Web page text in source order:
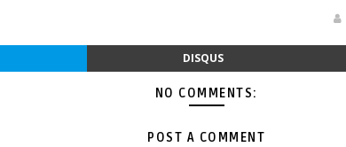
DISQUS
NO COMMENTS:
POST A COMMENT